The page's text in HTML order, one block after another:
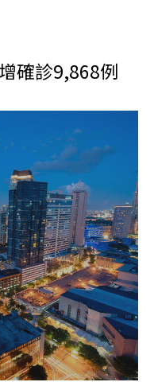
確診9,868例